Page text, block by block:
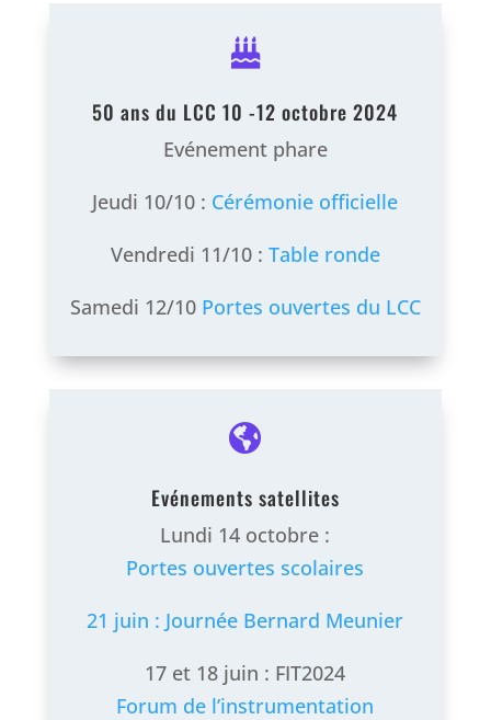

50 ans du LCC 10 -12 octobre 2024
Evénement phare
Jeudi 10/10 : Cérémonie officielle
Vendredi 11/10 : Table ronde
Samedi 12/10 Portes ouvertes du LCC

Evénements satellites
Lundi 14 octobre :
Portes ouvertes scolaires
21 juin : Journée Bernard Meunier
17 et 18 juin : FIT2024
Forum de l’instrumentation